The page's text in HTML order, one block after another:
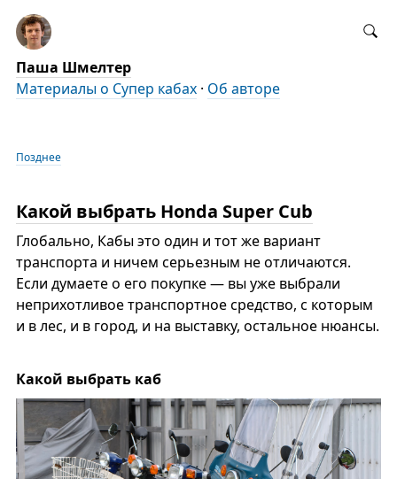
Паша Шмелтер
Материалы о Супер кабах· Об авторе
Позднее
Какой выбрать Honda Super Cub
Глобально, Кабы это один и тот же вариант
транспорта и ничем серьезным не отличаются.
Если думаете о его покупке — вы уже выбрали
неприхотливое транспортное средство, с которым
и в лес, и в город, и на выставку, остальное нюансы.
Какой выбрать каб